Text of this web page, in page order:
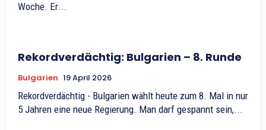
Woche. Er...
Rekordverdächtig: Bulgarien – 8. Runde
Bulgarien 19 April 2026
Rekordverdächtig - Bulgarien wählt heute zum 8. Mal in nur
5 Jahren eine neue Regierung. Man darf gespannt sein,...